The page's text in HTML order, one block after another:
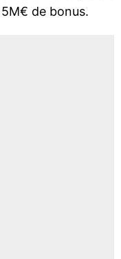
de bonus.